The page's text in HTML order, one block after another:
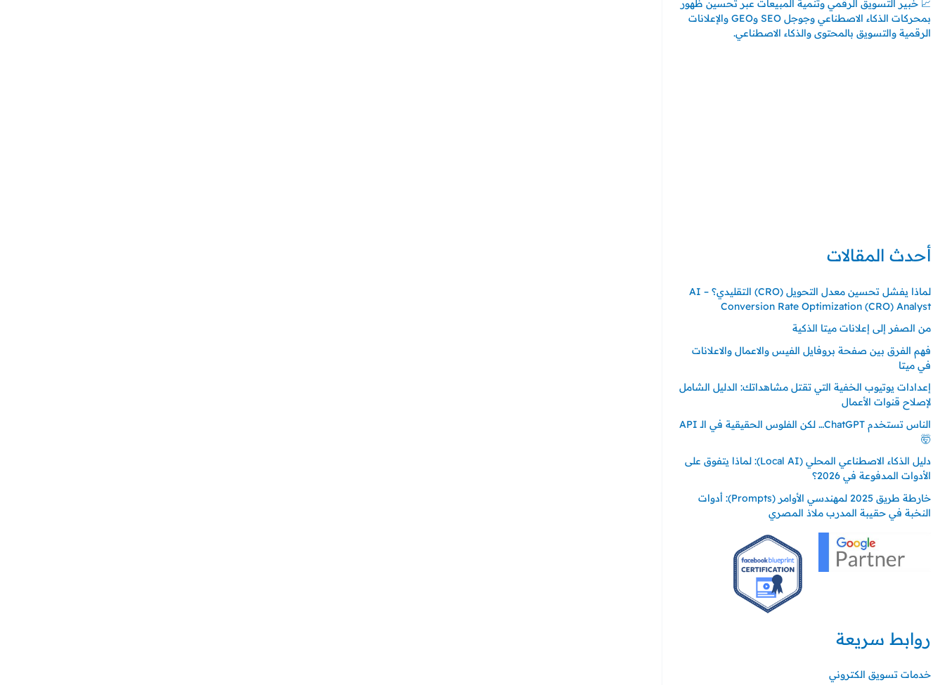
📈 خبير التسويق الرقمي وتنمية المبيعات عبر تحسين ظهور
بمحركات الذكاء الاصطناعي وجوجل SEO وGEO والإعلانات
الرقمية والتسويق بالمحتوى والذكاء الاصطناعي.
أحدث المقالات
لماذا يفشل تحسين معدل التحويل (CRO) التقليدي؟ – AI
Conversion Rate Optimization (CRO) Analyst
من الصفر إلى إعلانات ميتا الذكية
فهم الفرق بين صفحة بروفايل الفيس والاعمال والاعلانات
في ميتا
إعدادات يوتيوب الخفية التي تقتل مشاهداتك: الدليل الشامل
لإصلاح قنوات الأعمال
الناس تستخدم ChatGPT… لكن الفلوس الحقيقية في الـ API
🤯
دليل الذكاء الاصطناعي المحلي (Local AI): لماذا يتفوق على
الأدوات المدفوعة في 2026؟
خارطة طريق 2025 لمهندسي الأوامر (Prompts): أدوات
النخبة في حقيبة المدرب ملاذ المصري
روابط سريعة
خدمات تسويق الكتروني